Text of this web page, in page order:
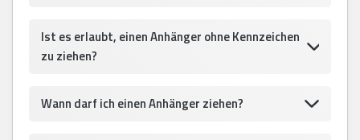
Ist es erlaubt, einen Anhänger ohne Kennzeichen
zu ziehen?
Wann darf ich einen Anhänger ziehen?